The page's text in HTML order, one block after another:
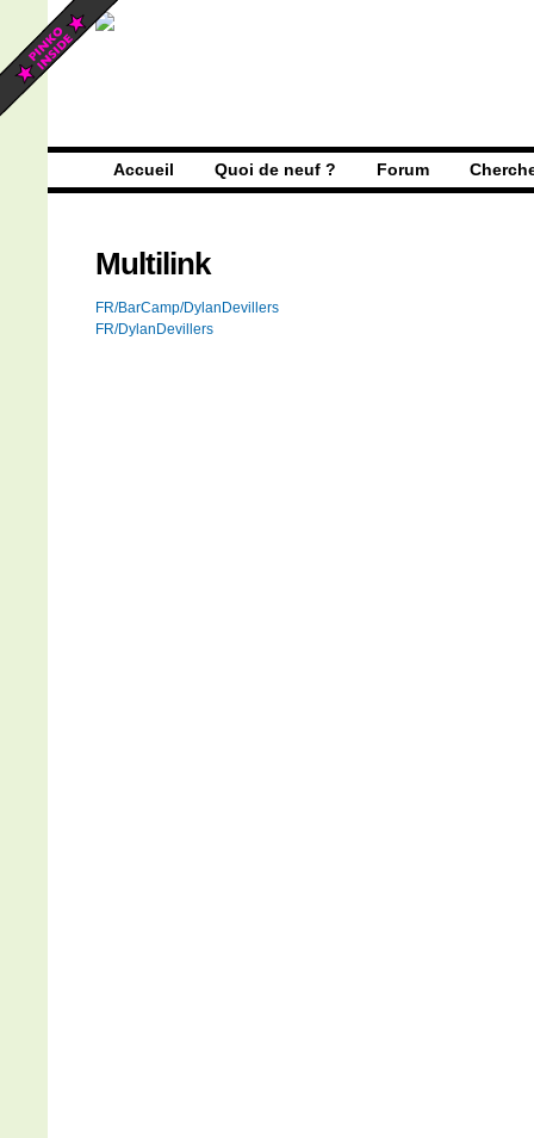
Accueil Quoi de neuf ? Forum
Multilink
FR/BarCamp/DylanDevillers
FR/DylanDevillers